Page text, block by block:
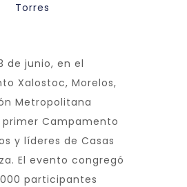
Torres
de junio, en el
Xalostoc, Morelos,
Metropolitana
primer Campamento
y líderes de Casas
El evento congregó
participantes